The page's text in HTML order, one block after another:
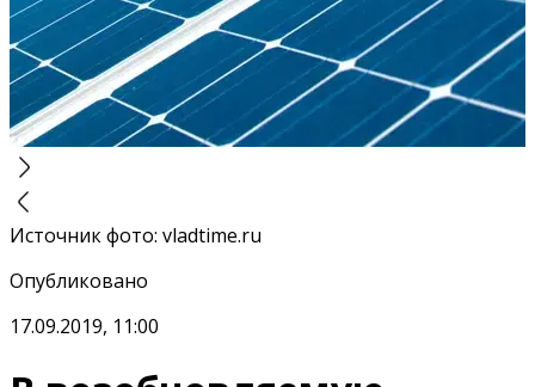
Источник фото: vladtime.ru
Опубликовано
17.09.2019, 11:00